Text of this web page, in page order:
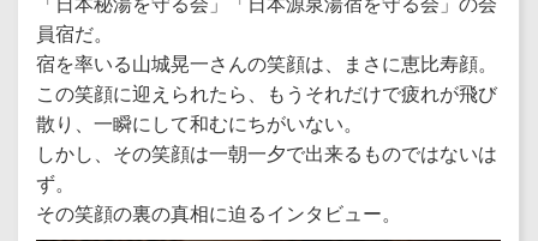
員宿だ。
宿を率いる山城晃一さんの笑顔は、まさに恵比寿顔。
この笑顔に迎えられたら、もうそれだけで疲れが飛び
散り、一瞬にして和むにちがいない。
しかし、その笑顔は一朝一夕で出来るものではないは
ず。
その笑顔の裏の真相に迫るインタビュー。